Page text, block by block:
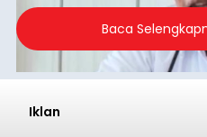
balitribune.co.id I
terjadi perseteruan terkait
Kawitan, Pasemetonan
Koriagung akhirnya
Upaya damai ditempuh